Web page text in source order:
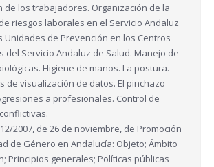
de los trabajadores. Organización de la
riesgos laborales en el Servicio Andaluz
Unidades de Prevención en los Centros
del Servicio Andaluz de Salud. Manejo de
Higiene de manos. La postura.
de visualización de datos. El pinchazo
a profesionales. Control de
2007, de 26 de noviembre, de Promoción
de Género en Andalucía: Objeto; Ámbito
Principios generales; Políticas públicas